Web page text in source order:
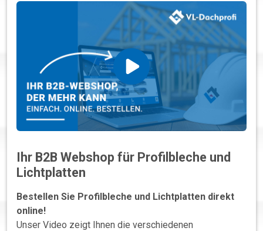
Ihr B2B Webshop für Profilbleche und
Lichtplatten
Bestellen Sie Profilbleche und Lichtplatten direkt
online!
Unser Video zeigt Ihnen die verschiedenen